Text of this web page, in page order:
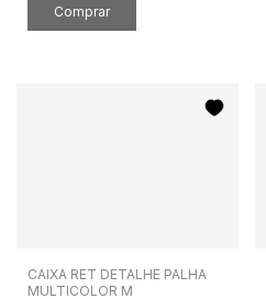
CAIXA RET DETALHE PALHA
MULTICOLOR M